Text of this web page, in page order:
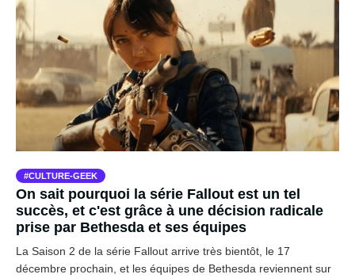
CULTURE-GEEK
On sait pourquoi la série Fallout est un tel
succès, et c'est grâce à une décision radicale
prise par Bethesda et ses équipes
La Saison 2 de la série Fallout arrive très bientôt, le 17
décembre prochain, et les équipes de Bethesda reviennent sur